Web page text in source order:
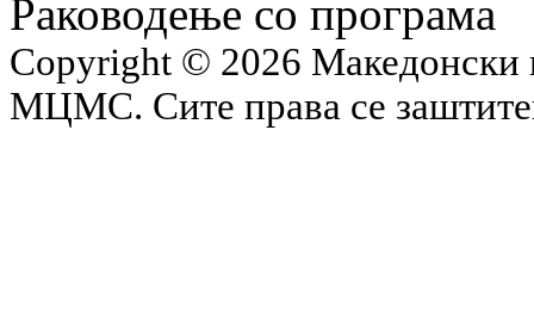
Раководење со програма
Copyright © 2026 Македонски
МЦМС. Сите права се